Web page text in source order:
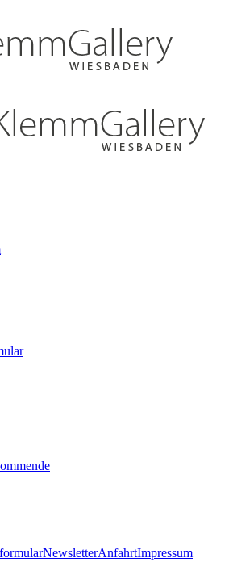
NewsletterAnfahrtImpressum